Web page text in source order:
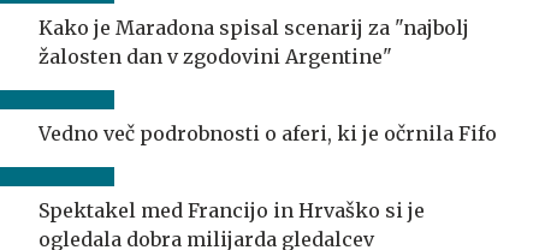
Kako je Maradona spisal scenarij za "najbolj
žalosten dan v zgodovini Argentine"
Vedno več podrobnosti o aferi, ki je očrnila Fifo
Spektakel med Francijo in Hrvaško si je
ogledala dobra milijarda gledalcev